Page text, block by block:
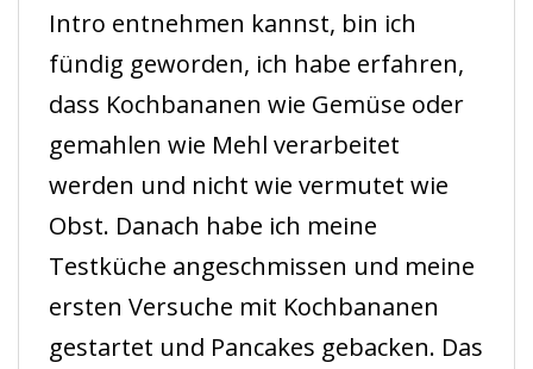
Intro entnehmen kannst, bin ich
fündig geworden, ich habe erfahren,
dass Kochbananen wie Gemüse oder
gemahlen wie Mehl verarbeitet
werden und nicht wie vermutet wie
Obst. Danach habe ich meine
Testküche angeschmissen und meine
ersten Versuche mit Kochbananen
gestartet und Pancakes gebacken. Das